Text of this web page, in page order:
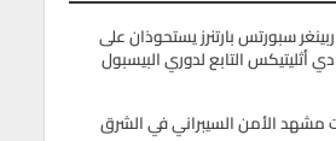
سبورتس بارتنرز يستحوذان على
أثليتيكس التابع لدوري البيسبول
مشهد الأمن السيبراني في الشرق